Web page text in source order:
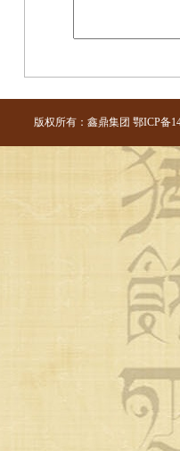
版权所有：鑫鼎集团 鄂ICP备